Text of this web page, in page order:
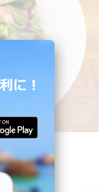
）